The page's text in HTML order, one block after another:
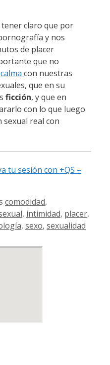
claro que por
y nos
de placer
que no
calma con nuestras
que en su
ficción, y que en
con lo que luego
real con
tu sesión con +QS –
comodidad,
, intimidad, placer,
, sexo, sexualidad